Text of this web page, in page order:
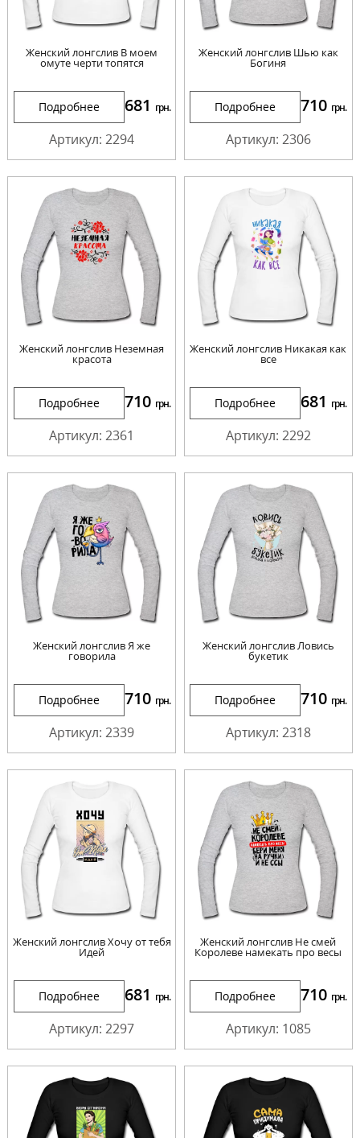
Женский лонгслив В моем
омуте черти топятся
Подробнее 681 грн.
Артикул: 2294
Женский лонгслив Шью как
Богиня
Подробнее 710 грн.
Артикул: 2306
Женский лонгслив Неземная
красота
Подробнее 710 грн.
Артикул: 2361
Женский лонгслив Никакая как
все
Подробнее 681 грн.
Артикул: 2292
Женский лонгслив Я же
говорила
Подробнее 710 грн.
Артикул: 2339
Женский лонгслив Ловись
букетик
Подробнее 710 грн.
Артикул: 2318
Женский лонгслив Хочу от тебя
Идей
Подробнее 681 грн.
Артикул: 2297
Женский лонгслив Не смей
Королеве намекать про весы
Подробнее 710 грн.
Артикул: 1085